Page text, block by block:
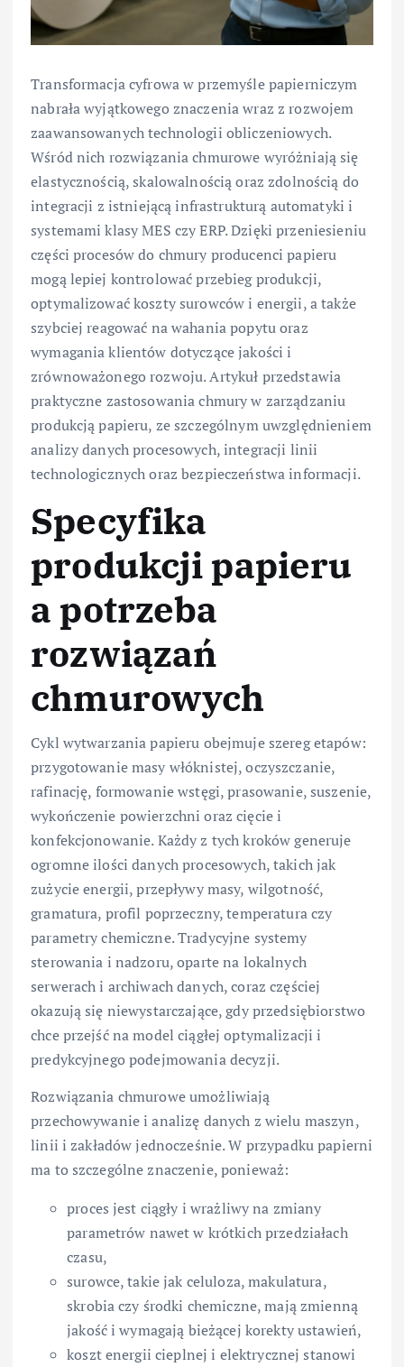
Transformacja cyfrowa w przemyśle papierniczym
nabrała wyjątkowego znaczenia wraz z rozwojem
zaawansowanych technologii obliczeniowych.
Wśród nich rozwiązania chmurowe wyróżniają się
elastycznością, skalowalnością oraz zdolnością do
integracji z istniejącą infrastrukturą automatyki i
systemami klasy MES czy ERP. Dzięki przeniesieniu
części procesów do chmury producenci papieru
mogą lepiej kontrolować przebieg produkcji,
optymalizować koszty surowców i energii, a także
szybciej reagować na wahania popytu oraz
wymagania klientów dotyczące jakości i
zrównoważonego rozwoju. Artykuł przedstawia
praktyczne zastosowania chmury w zarządzaniu
produkcją papieru, ze szczególnym uwzględnieniem
analizy danych procesowych, integracji linii
technologicznych oraz bezpieczeństwa informacji.
Specyfika
produkcji papieru
a potrzeba
rozwiązań
chmurowych
Cykl wytwarzania papieru obejmuje szereg etapów:
przygotowanie masy włóknistej, oczyszczanie,
rafinację, formowanie wstęgi, prasowanie, suszenie,
wykończenie powierzchni oraz cięcie i
konfekcjonowanie. Każdy z tych kroków generuje
ogromne ilości danych procesowych, takich jak
zużycie energii, przepływy masy, wilgotność,
gramatura, profil poprzeczny, temperatura czy
parametry chemiczne. Tradycyjne systemy
sterowania i nadzoru, oparte na lokalnych
serwerach i archiwach danych, coraz częściej
okazują się niewystarczające, gdy przedsiębiorstwo
chce przejść na model ciągłej optymalizacji i
predykcyjnego podejmowania decyzji.
Rozwiązania chmurowe umożliwiają
przechowywanie i analizę danych z wielu maszyn,
linii i zakładów jednocześnie. W przypadku papierni
ma to szczególne znaczenie, ponieważ:
proces jest ciągły i wrażliwy na zmiany
parametrów nawet w krótkich przedziałach
czasu,
surowce, takie jak celuloza, makulatura,
skrobia czy środki chemiczne, mają zmienną
jakość i wymagają bieżącej korekty ustawień,
koszt energii cieplnej i elektrycznej stanowi